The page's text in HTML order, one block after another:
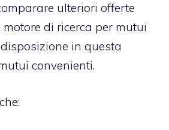
ulteriori offerte
di ricerca per mutui
in questa
convenienti.